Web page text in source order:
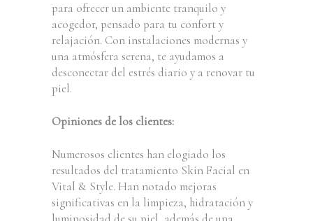
para ofrecer un ambiente tranquilo y
acogedor, pensado para tu confort y
relajación. Con instalaciones modernas y
una atmósfera serena, te ayudamos a
desconectar del estrés diario y a renovar tu
piel.
Opiniones de los clientes:
Numerosos clientes han elogiado los
resultados del tratamiento Skin Facial en
Vital & Style. Han notado mejoras
significativas en la limpieza, hidratación y